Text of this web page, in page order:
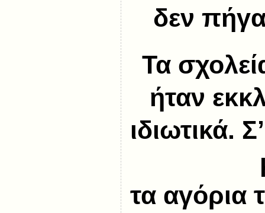
δεν
Τα
ήταν
ιδιωτικά.
τα αγόρια